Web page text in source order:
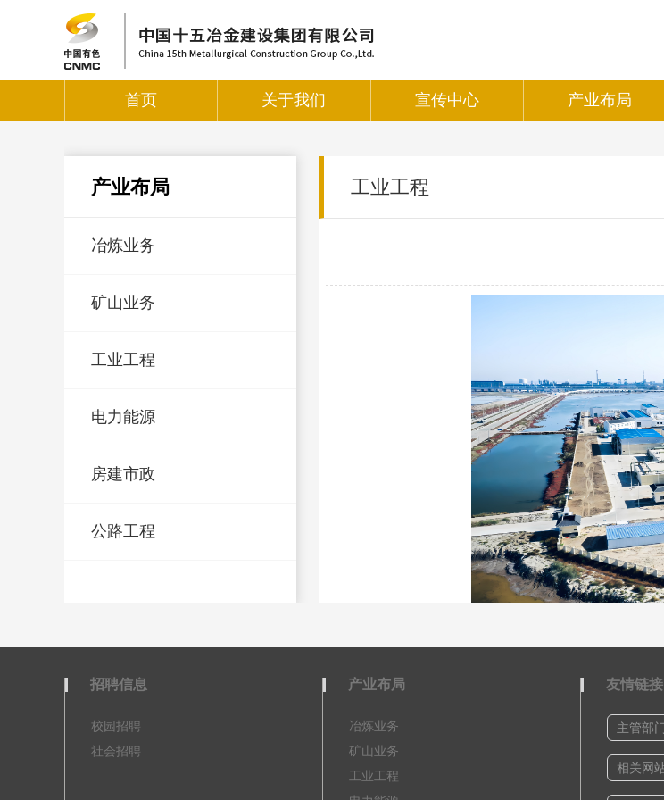
首页 关于我们 宣传中心 产业布局
产业布局
冶炼业务
矿山业务
工业工程
电力能源
房建市政
公路工程
工业工程
招聘信息
校园招聘
社会招聘
产业布局
冶炼业务
矿山业务
工业工程
友情链接